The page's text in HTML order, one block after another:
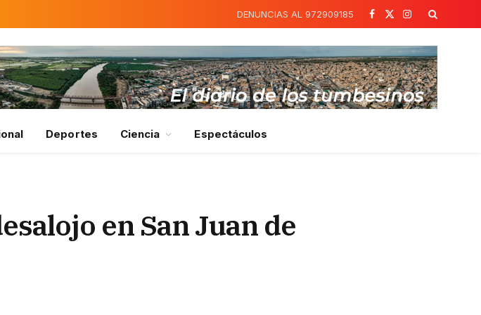
DENUNCIAS AL 972909185
Facebook
X
Instagram
Deportes Ciencia Espectáculos
en San Juan de